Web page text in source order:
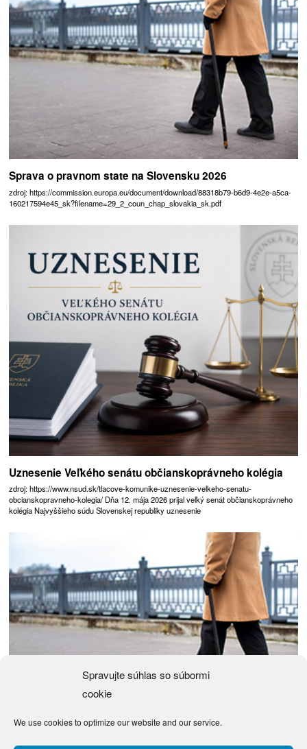
Spravujte súhlas so súbormi
cookie
We use cookies to optimize our website and our service.
Sprava o pravnom state na Slovensku 2026
zdroj: https://commission.europa.eu/document/download/88318b79-b6d9-4e2e-a5ca-
160217594e45_sk?filename=29_2_coun_chap_slovakia_sk.pdf
Uznesenie Veľkého senátu občianskoprávneho kolégia
zdroj: https://www.nsud.sk/tlacove-komunike-uznesenie-velkeho-senatu-
obcianskopravneho-kolegia/ Dňa 12. mája 2026 prijal veľký senát občianskoprávneho
kolégia Najvyššieho súdu Slovenskej republiky uznesenie